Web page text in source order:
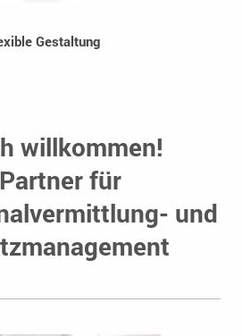
Gestaltung
willkommen!
für
und